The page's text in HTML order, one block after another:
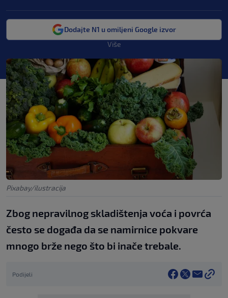
Dodajte N1 u omiljeni Google izvor
Više
Pixabay/ilustracija
Zbog nepravilnog skladištenja voća i povrća
često se događa da se namirnice pokvare
mnogo brže nego što bi inače trebale.
Podijeli